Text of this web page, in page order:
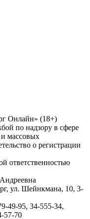
Онлайн» (18+)
по надзору в сфере
массовых
о регистрации
ответственностью
ул. Шейнкмана, 10, 3-
49-95, 34-555-34,
57-70